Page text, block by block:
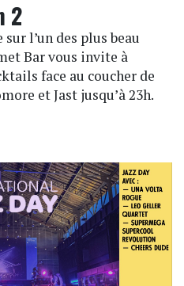
2
l’un des plus beau
Bar vous invite à
face au coucher de
et Jast jusqu’à 23h.